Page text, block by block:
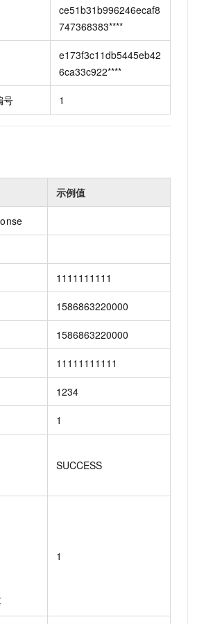
ce51b31b996246ecaf8
747368383****
e173f3c11db5445eb42
6ca33c922****
号 1
示例值
1111111111
1586863220000
1586863220000
11111111111
1234
1
SUCCESS
1